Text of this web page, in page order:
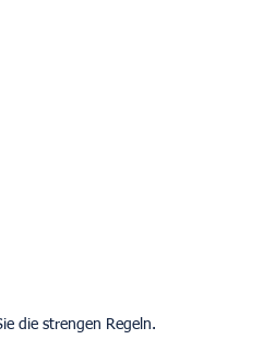
die strengen Regeln.